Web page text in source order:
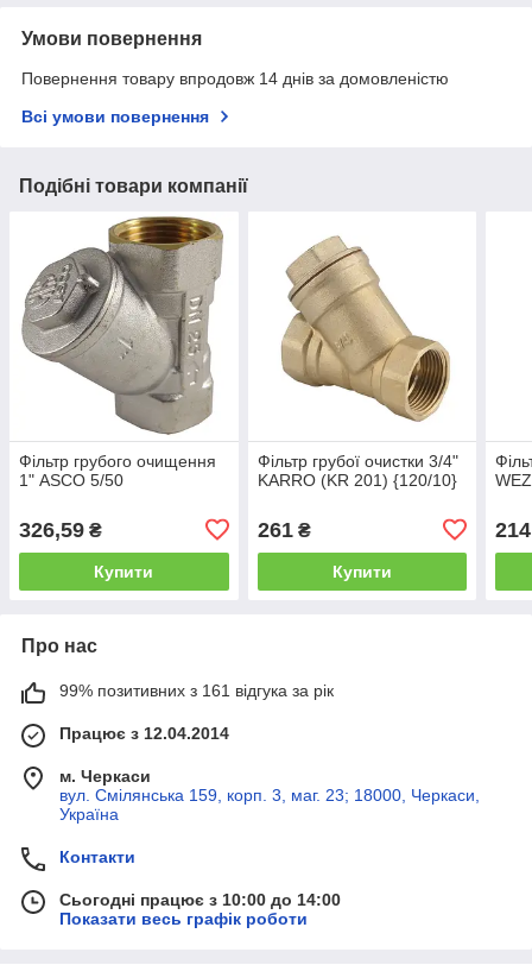
Умови повернення
Повернення товару впродовж 14 днів за домовленістю
Всі умови повернення
Подібні товари компанії
Фільтр грубого очищення
1" ASСO 5/50
326,59 ₴
Купити
Фільтр грубої очистки 3/4"
KARRO (KR 201) {120/10}
261₴
Купити
214
Про нас
99% позитивних з 161 відгука за рік
Працює з 12.04.2014
м. Черкаси
вул. Смілянська 159, корп. 3, маг. 23; 18000, Черкаси,
Україна
Контакти
Сьогодні працює з 10:00 до 14:00
Показати весь графік роботи